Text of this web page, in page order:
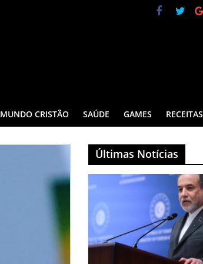
MUNDO CRISTÃO SAÚDE GAMES RECEITAS
Últimas Notícias